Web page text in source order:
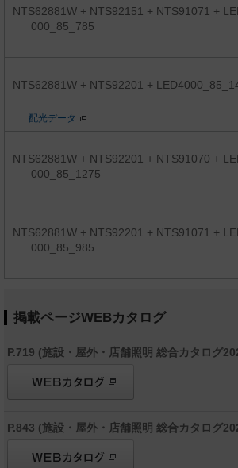
NTS62881W + NTS92151 + NTS91071 +
000_85_785
NTS62881W + NTS92201 +
配光データ
NTS62881W + NTS92201 + NTS91070 +
000_85_1275
NTS62881W + NTS92201 + NTS91071 +
000_85_985
掲載ページWEBカタログ
P.719 (施設・屋外・店舗照明 総合カタログ
P.843 (施設・屋外・店舗照明 総合カタログ